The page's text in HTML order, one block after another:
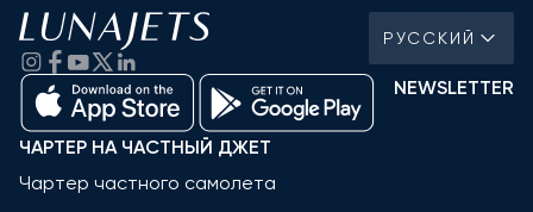
РУССКИЙ
NEWSLETTER
ЧАРТЕР НА ЧАСТНЫЙ ДЖЕТ
Чартер частного самолета